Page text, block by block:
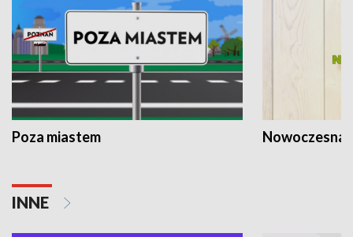
Poza miastem Nowoczesna
INNE